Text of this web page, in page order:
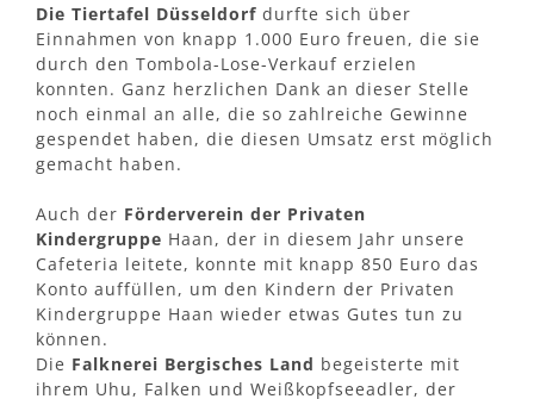
Die Tiertafel Düsseldorf durfte sich über
Einnahmen von knapp 1.000 Euro freuen, die sie
durch den Tombola-Lose-Verkauf erzielen
konnten. Ganz herzlichen Dank an dieser Stelle
noch einmal an alle, die so zahlreiche Gewinne
gespendet haben, die diesen Umsatz erst möglich
gemacht haben.
Auch der Förderverein der Privaten
Kindergruppe Haan, der in diesem Jahr unsere
Cafeteria leitete, konnte mit knapp 850 Euro das
Konto auffüllen, um den Kindern der Privaten
Kindergruppe Haan wieder etwas Gutes tun zu
können.
Die Falknerei Bergisches Land begeisterte mit
ihrem Uhu, Falken und Weißkopfseeadler, der